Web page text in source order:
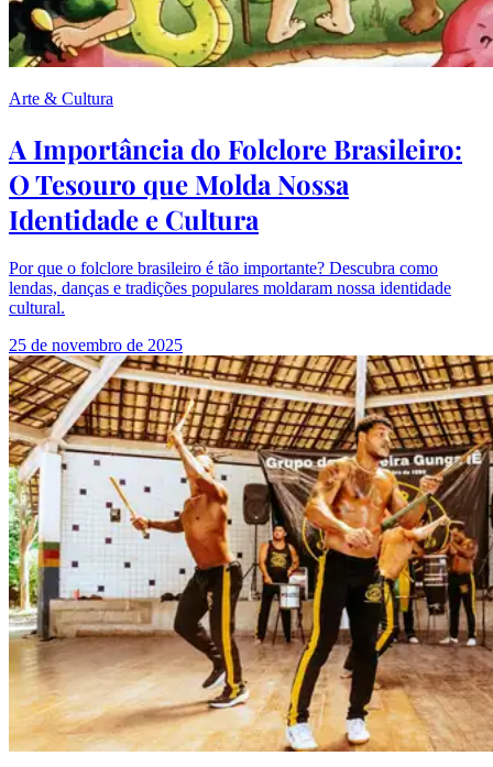
Arte & Cultura
A Importância do Folclore Brasileiro:
O Tesouro que Molda Nossa
Identidade e Cultura
Por que o folclore brasileiro é tão importante? Descubra como
lendas, danças e tradições populares moldaram nossa identidade
cultural.
25 de novembro de 2025